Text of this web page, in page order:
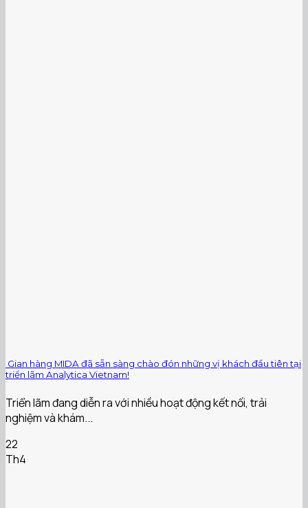
️ Gian hàng MIDA đã sẵn sàng chào đón những vị khách đầu tiên tại
triển lãm Analytica Vietnam!
Triển lãm đang diễn ra với nhiều hoạt động kết nối, trải
nghiệm và khám...
22
Th4